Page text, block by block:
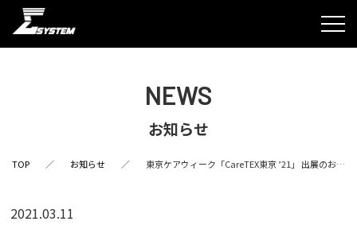
NEWS
お知らせ
TOP ／ お知らせ ／
東京ケアウィーク「CareTEX東京 ’21」 出展のお知
2021.03.11